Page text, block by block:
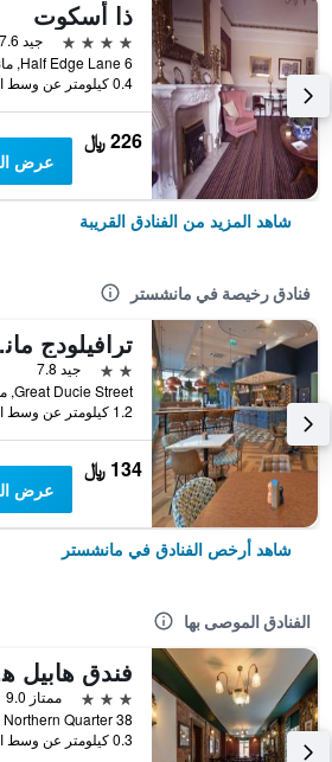
ذا أسكوت
4 نجوم
جيد 7.6
0.4 كيلومتر عن وسط المدينة
226 ﷼
عرض
شاهد المزيد من الفنادق القريبة
فنادق رخيصة في مانشستر
2 نجمتين
جيد 7.8
1.2 كيلومتر عن وسط المدينة
134 ﷼
عرض
شاهد أرخص الفنادق في مانشستر
الفنادق الموصى بها
3 نجوم
ممتاز 9.0
0.3 كيلومتر عن وسط المدينة